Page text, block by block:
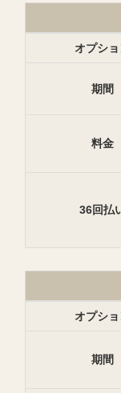
オプシ
期間
料金
36回払
オプシ
期間